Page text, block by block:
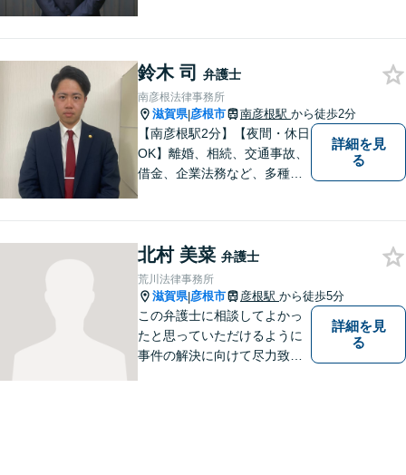
まに、不安を和らげベストな
解決策を提供します「迅速丁
寧」【無料相談有・駐車場完
備】【英語対応可】
鈴木 司 弁護士
南彦根法律事務所
滋賀県|彦根市 南彦根駅 から徒歩2分
【南彦根駅2分】【夜間・休日
OK】離婚、相続、交通事故、
借金、企業法務など、多種多
をモットーに、皆様それぞれ
に合った解決を図ってまいり
ます。お気軽にご相談くださ
い。
詳細を見
る
北村 美菜 弁護士
荒川法律事務所
滋賀県|彦根市 彦根駅 から徒歩5分
この弁護士に相談してよかっ
たと思っていただけるように
事件の解決に向けて尽力致し
詳細を見
る